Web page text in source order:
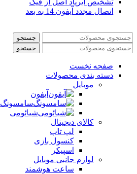
تشخیص ایرپاد اصل از فیک
اتصال مجدد آیفون 14 به بعد
جستجو
جستجو
صفحه نخست
دسته بندی محصولات
موبایل
آیفون
سامسونگ
شیائومی
کالای دیجیتال
لپ تاپ
کنسول بازی
اسپیکر
لوازم جانبی موبایل
ساعت هوشمند